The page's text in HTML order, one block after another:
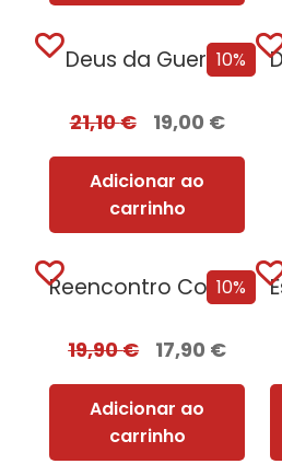
10%
Deus da Guerra
21,10€ 19,00 €
Adicionar ao
carrinho
10%
Reencontro Com o Passado – [Nova Edição]
19,90€ 17,90 €
Adicionar ao
carrinho